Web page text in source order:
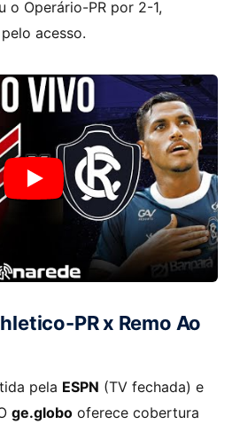
o Operário-PR por 2-1,
acesso.
PR x Remo Ao
pela ESPN (TV fechada) e
ge.globo oferece cobertura